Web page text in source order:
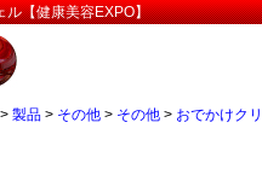
ル【健康美容EXPO】
> 製品 > その他 > その他 > おでかけク